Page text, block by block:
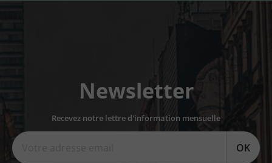
Newsletter
Recevez notre lettre d'information mensuelle
OK